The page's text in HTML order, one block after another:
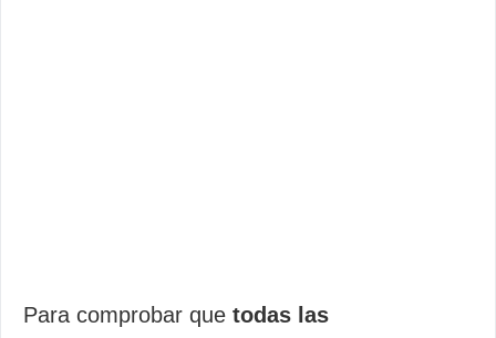
Para comprobar que todas las